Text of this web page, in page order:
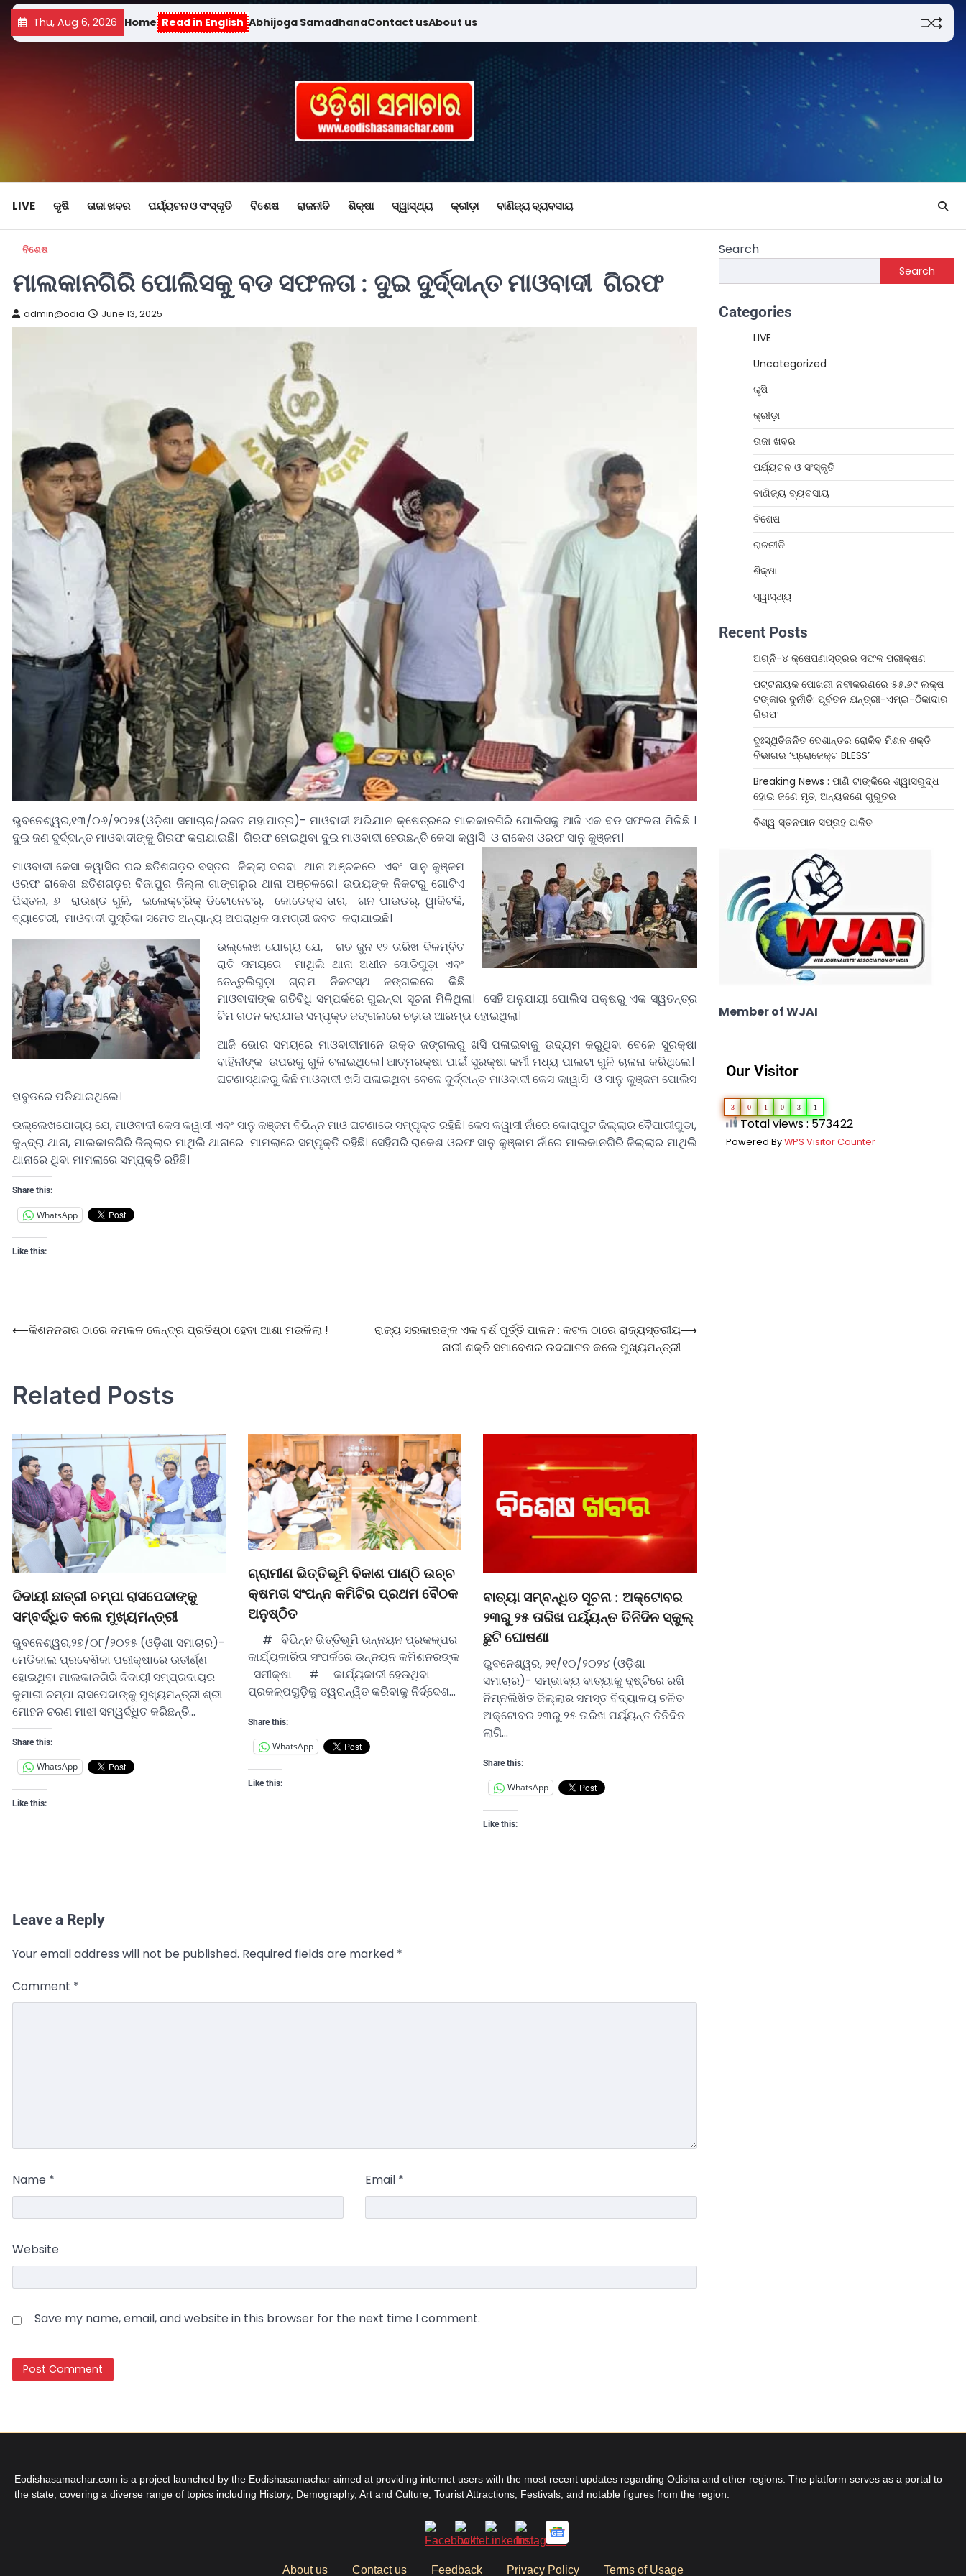
Thu, Aug 6, 2026 Home Read in English Abhijoga SamadhanaContact usAbout us
LIVE କୃଷି ତାଜା ଖବର ପର୍ଯ୍ୟଟନ ଓ ସଂସ୍କୃତି ବିଶେଷ ରାଜନୀତି ଶିକ୍ଷା ସ୍ୱାସ୍ଥ୍ୟ କ୍ରୀଡ଼ା ବାଣିଜ୍ୟ ବ୍ୟବସାୟ
ବିଶେଷ
ମାଲକାନଗିରି ପୋଲିସକୁ ବଡ ସଫଳତା : ଦୁଇ ଦୁର୍ଦ୍ଦାନ୍ତ ମାଓବାଦୀ ଗିରଫ
admin@odia June 13, 2025
ଭୁବନେଶ୍ୱର,୧୩/୦୬/୨୦୨୫(ଓଡ଼ିଶା ସମାଚାର/ରଜତ ମହାପାତ୍ର)- ମାଓବାଦୀ ଅଭିଯାନ କ୍ଷେତ୍ରରେ ମାଲକାନଗିରି ପୋଲିସକୁ ଆଜି ଏକ ବଡ ସଫଳତା ମିଳିଛି ।
ଦୁଇ ଜଣ ଦୁର୍ଦ୍ଦାନ୍ତ ମାଓବାଦୀଙ୍କୁ ଗିରଫ କରାଯାଇଛି। ଗିରଫ ହୋଇଥିବା ଦୁଇ ମାଓବାଦୀ ହେଉଛନ୍ତି କେସା କୱାସି ଓ ରାକେଶ ଓରଫ ସାନୁ କୁଞ୍ଜମ।
ମାଓବାଦୀ କେସା କୱାସିର ଘର ଛତିଶଗଡ଼ର ବସ୍ତର ଜିଲ୍ଲା ଦରବା ଥାନା ଅଞ୍ଚଳରେ ଏବଂ ସାନୁ କୁଞ୍ଜମ
ଓରଫ ରାକେଶ ଛତିଶଗଡ଼ର ବିଜାପୁର ଜିଲ୍ଲା ଗାଙ୍ଗଲୁର ଥାନା ଅଞ୍ଚଳରେ। ଉଭୟଙ୍କ ନିକଟରୁ ଗୋଟିଏ
ପିସ୍ତଲ, ୬ ରାଉଣ୍ଡ ଗୁଳି, ଇଲେକ୍ଟ୍ରିକ୍ ଡିଟୋନେଟର୍, କୋଡେକ୍ସ ତାର, ଗନ ପାଉଡର୍, ୱାକିଟକି,
ବ୍ୟାଟେରୀ, ମାଓବାଦୀ ପୁସ୍ତିକା ସମେତ ଅନ୍ୟାନ୍ୟ ଅପରାଧିକ ସାମଗ୍ରୀ ଜବତ କରାଯାଇଛି।
ଉଲ୍ଲେଖ ଯୋଗ୍ୟ ଯେ, ଗତ ଜୁନ ୧୨ ତାରିଖ ବିଳମ୍ବିତ
ରାତି ସମୟରେ ମାଥିଲି ଥାନା ଅଧୀନ ସୋଡିଗୁଡ଼ା ଏବଂ
ତେନ୍ତୁଲିଗୁଡ଼ା ଗ୍ରାମ ନିକଟସ୍ଥ ଜଙ୍ଗଲରେ କିଛି
ମାଓବାଦୀଙ୍କ ଗତିବିଧି ସମ୍ପର୍କରେ ଗୁଇନ୍ଦା ସୂଚନା ମିଳିଥିଲା। ସେହି ଅନୁଯାୟୀ ପୋଲିସ ପକ୍ଷରୁ ଏକ ସ୍ୱତନ୍ତ୍ର
ଟିମ ଗଠନ କରାଯାଇ ସମ୍ପୃକ୍ତ ଜଙ୍ଗଲରେ ଚଢ଼ାଉ ଆରମ୍ଭ ହୋଇଥିଲା।
ଆଜି ଭୋର ସମୟରେ ମାଓବାଦୀମାନେ ଉକ୍ତ ଜଙ୍ଗଲରୁ ଖସି ପଳାଇବାକୁ ଉଦ୍ୟମ କରୁଥିବା ବେଳେ ସୁରକ୍ଷା
ବାହିନୀଙ୍କ ଉପରକୁ ଗୁଳି ଚଳାଇଥିଲେ। ଆତ୍ମରକ୍ଷା ପାଇଁ ସୁରକ୍ଷା କର୍ମୀ ମଧ୍ୟ ପାଲଟା ଗୁଳି ଚାଳନା କରିଥିଲେ।
ଘଟଣାସ୍ଥଳରୁ କିଛି ମାଓବାଦୀ ଖସି ପଳାଇଥିବା ବେଳେ ଦୁର୍ଦ୍ଦାନ୍ତ ମାଓବାଦୀ କେସ କାୱାସି ଓ ସାନୁ କୁଞ୍ଜମ ପୋଲିସ
ହାବୁଡରେ ପଡିଯାଇଥିଲେ।
ଉଲ୍ଲେଖଯୋଗ୍ୟ ଯେ, ମାଓବାଦୀ କେସ କୱାସୀ ଏବଂ ସାନୁ କଞ୍ଜମ ବିଭିନ୍ନ ମାଓ ଘଟଣାରେ ସମ୍ପୃକ୍ତ ରହିଛି। କେସ କୱାସୀ ନାଁରେ କୋରାପୁଟ ଜିଲ୍ଲାର ବୈପାରୀଗୁଡା,
କୁନ୍ଦ୍ରା ଥାନା, ମାଲକାନଗିରି ଜିଲ୍ଲାର ମାଥିଲି ଥାନାରେ ମାମଲାରେ ସମ୍ପୃକ୍ତି ରହିଛି। ସେହିପରି ରାକେଶ ଓରଫ ସାନୁ କୁଞ୍ଜାମ ନାଁରେ ମାଲକାନଗିରି ଜିଲ୍ଲାର ମାଥିଲି
ଥାନାରେ ଥିବା ମାମଲାରେ ସମ୍ପୃକ୍ତି ରହିଛି।
Share this:
WhatsApp
Like this:
⟵କିଶନନଗର ଠାରେ ଦମକଳ କେନ୍ଦ୍ର ପ୍ରତିଷ୍ଠା ହେବା ଆଶା ମଉଳିଲା !
ରାଜ୍ୟ ସରକାରଙ୍କ ଏକ ବର୍ଷ ପୂର୍ତ୍ତି ପାଳନ : କଟକ ଠାରେ ରାଜ୍ୟସ୍ତରୀୟ
ନାରୀ ଶକ୍ତି ସମାବେଶର ଉଦଘାଟନ କଲେ ମୁଖ୍ୟମନ୍ତ୍ରୀ
⟶
Related Posts
ଦିଦାୟୀ ଛାତ୍ରୀ ଚମ୍ପା ରାସପେଦାଙ୍କୁ
ସମ୍ବର୍ଦ୍ଧିତ କଲେ ମୁଖ୍ୟମନ୍ତ୍ରୀ
ଭୁବନେଶ୍ୱର,୨୭/୦୮/୨୦୨୫ (ଓଡ଼ିଶା ସମାଚାର)-
ମେଡିକାଲ ପ୍ରବେଶିକା ପରୀକ୍ଷାରେ ଉତୀର୍ଣ୍ଣ
ହୋଇଥିବା ମାଲକାନଗିରି ଦିଦାୟୀ ସମ୍ପ୍ରଦାୟର
କୁମାରୀ ଚମ୍ପା ରାସପେଦାଙ୍କୁ ମୁଖ୍ୟମନ୍ତ୍ରୀ ଶ୍ରୀ
ମୋହନ ଚରଣ ମାଝୀ ସମ୍ୱର୍ଦ୍ଧିତ କରିଛନ୍ତି…
Share this:
WhatsApp
Like this:
ଗ୍ରାମୀଣ ଭିତ୍ତିଭୂମି ବିକାଶ ପାଣ୍ଠି ଉଚ୍ଚ
କ୍ଷମତା ସଂପନ୍ନ କମିଟିର ପ୍ରଥମ ବୈଠକ
ଅନୁଷ୍ଠିତ
# ବିଭିନ୍ନ ଭିତ୍ତିଭୂମି ଉନ୍ନୟନ ପ୍ରକଳ୍ପର
କାର୍ଯ୍ୟକାରିତା ସଂପର୍କରେ ଉନ୍ନୟନ କମିଶନରଙ୍କ
ସମୀକ୍ଷା # କାର୍ଯ୍ୟକାରୀ ହେଉଥିବା
ପ୍ରକଳ୍ପଗୁ଼ଡ଼ିକୁ ତ୍ୱରାନ୍ୱିତ କରିବାକୁ ନିର୍ଦ୍ଦେଶ…
Share this:
WhatsApp
Like this:
ବାତ୍ୟା ସମ୍ବନ୍ଧିତ ସୂଚନା : ଅକ୍ଟୋବର
୨୩ରୁ ୨୫ ତାରିଖ ପର୍ୟ୍ୟନ୍ତ ତିନିଦିନ ସ୍କୁଲ୍
ଛୁଟି ଘୋଷଣା
ଭୁବନେଶ୍ୱର, ୨୧/୧୦/୨୦୨୪ (ଓଡ଼ିଶା
ସମାଚାର)- ସମ୍ଭାବ୍ୟ ବାତ୍ୟାକୁ ଦୃଷ୍ଟିରେ ରଖି
ନିମ୍ନଲିଖିତ ଜିଲ୍ଲାର ସମସ୍ତ ବିଦ୍ୟାଳୟ ଚଳିତ
ଅକ୍ଟୋବର ୨୩ରୁ ୨୫ ତାରିଖ ପର୍ୟ୍ୟନ୍ତ ତିନିଦିନ
ଲାଗି…
Share this:
WhatsApp
Like this:
Leave a Reply
Your email address will not be published. Required fields are marked *
Comment *
Name * Email *
Website
Save my name, email, and website in this browser for the next time I comment.
Search
Search
Categories
LIVE
Uncategorized
କୃଷି
କ୍ରୀଡ଼ା
ତାଜା ଖବର
ପର୍ଯ୍ୟଟନ ଓ ସଂସ୍କୃତି
ବାଣିଜ୍ୟ ବ୍ୟବସାୟ
ବିଶେଷ
ରାଜନୀତି
ଶିକ୍ଷା
ସ୍ୱାସ୍ଥ୍ୟ
Recent Posts
ଅଗ୍ନି-୪ କ୍ଷେପଣାସ୍ତ୍ରର ସଫଳ ପରୀକ୍ଷଣ
ପଟ୍ଟନାୟକ ପୋଖରୀ ନବୀକରଣରେ ୫୫.୬୯ ଲକ୍ଷ
ଟଙ୍କାର ଦୁର୍ନୀତି: ପୂର୍ବତନ ଯନ୍ତ୍ରୀ-ଏମ୍‌ଇ-ଠିକାଦାର
ଗିରଫ
ଦୁଃସ୍ଥିତିଜନିତ ଦେଶାନ୍ତର ରୋକିବ ମିଶନ ଶକ୍ତି
ବିଭାଗର ‘ପ୍ରୋଜେକ୍ଟ BLESS’
Breaking News : ପାଣି ଟାଙ୍କିରେ ଶ୍ୱାସରୁଦ୍ଧ
ହୋଇ ଜଣେ ମୃତ, ଅନ୍ୟଜଣେ ଗୁରୁତର
ବିଶ୍ୱ ସ୍ତନପାନ ସପ୍ତାହ ପାଳିତ
Member of WJAI
Our Visitor
3 0 1 0 3 1
Total views : 573422
Powered ByWPS Visitor Counter
Eodishasamachar.com is a project launched by the Eodishasamachar aimed at providing internet users with the most recent updates regarding Odisha and other regions. The platform serves as a portal to
the state, covering a diverse range of topics including History, Demography, Art and Culture, Tourist Attractions, Festivals, and notable figures from the region.
About us Contact us Feedback Privacy Policy Terms of Usage